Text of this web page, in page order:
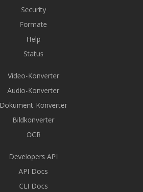
Security
Formate
Help
Status
Video-Konverter
Audio-Konverter
Dokument-Konverter
Bildkonverter
OCR
Developers API
API Docs
CLI Docs